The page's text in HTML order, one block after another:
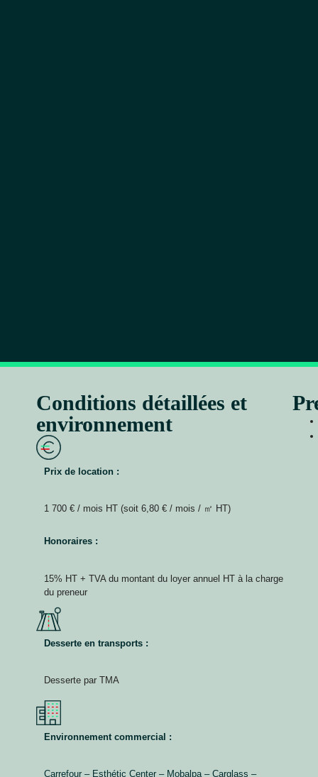
Conditions détaillées et
environnement
Prix de location :
1 700 € / mois HT (soit 6,80 € / mois / ㎡ HT)
Honoraires :
15% HT + TVA du montant du loyer annuel HT à la charge
du preneur
Desserte en transports :
Desserte par TMA
Environnement commercial :
Carrefour – Esthétic Center – Mobalpa – Carglass –